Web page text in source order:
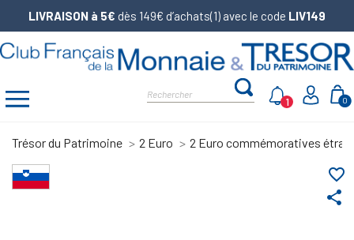
LIVRAISON à 5€ dès 149€ d’achats(1) avec le code LIV149
0
1
Trésor du Patrimoine 2 Euro 2 Euro commémoratives
share
favorite_border